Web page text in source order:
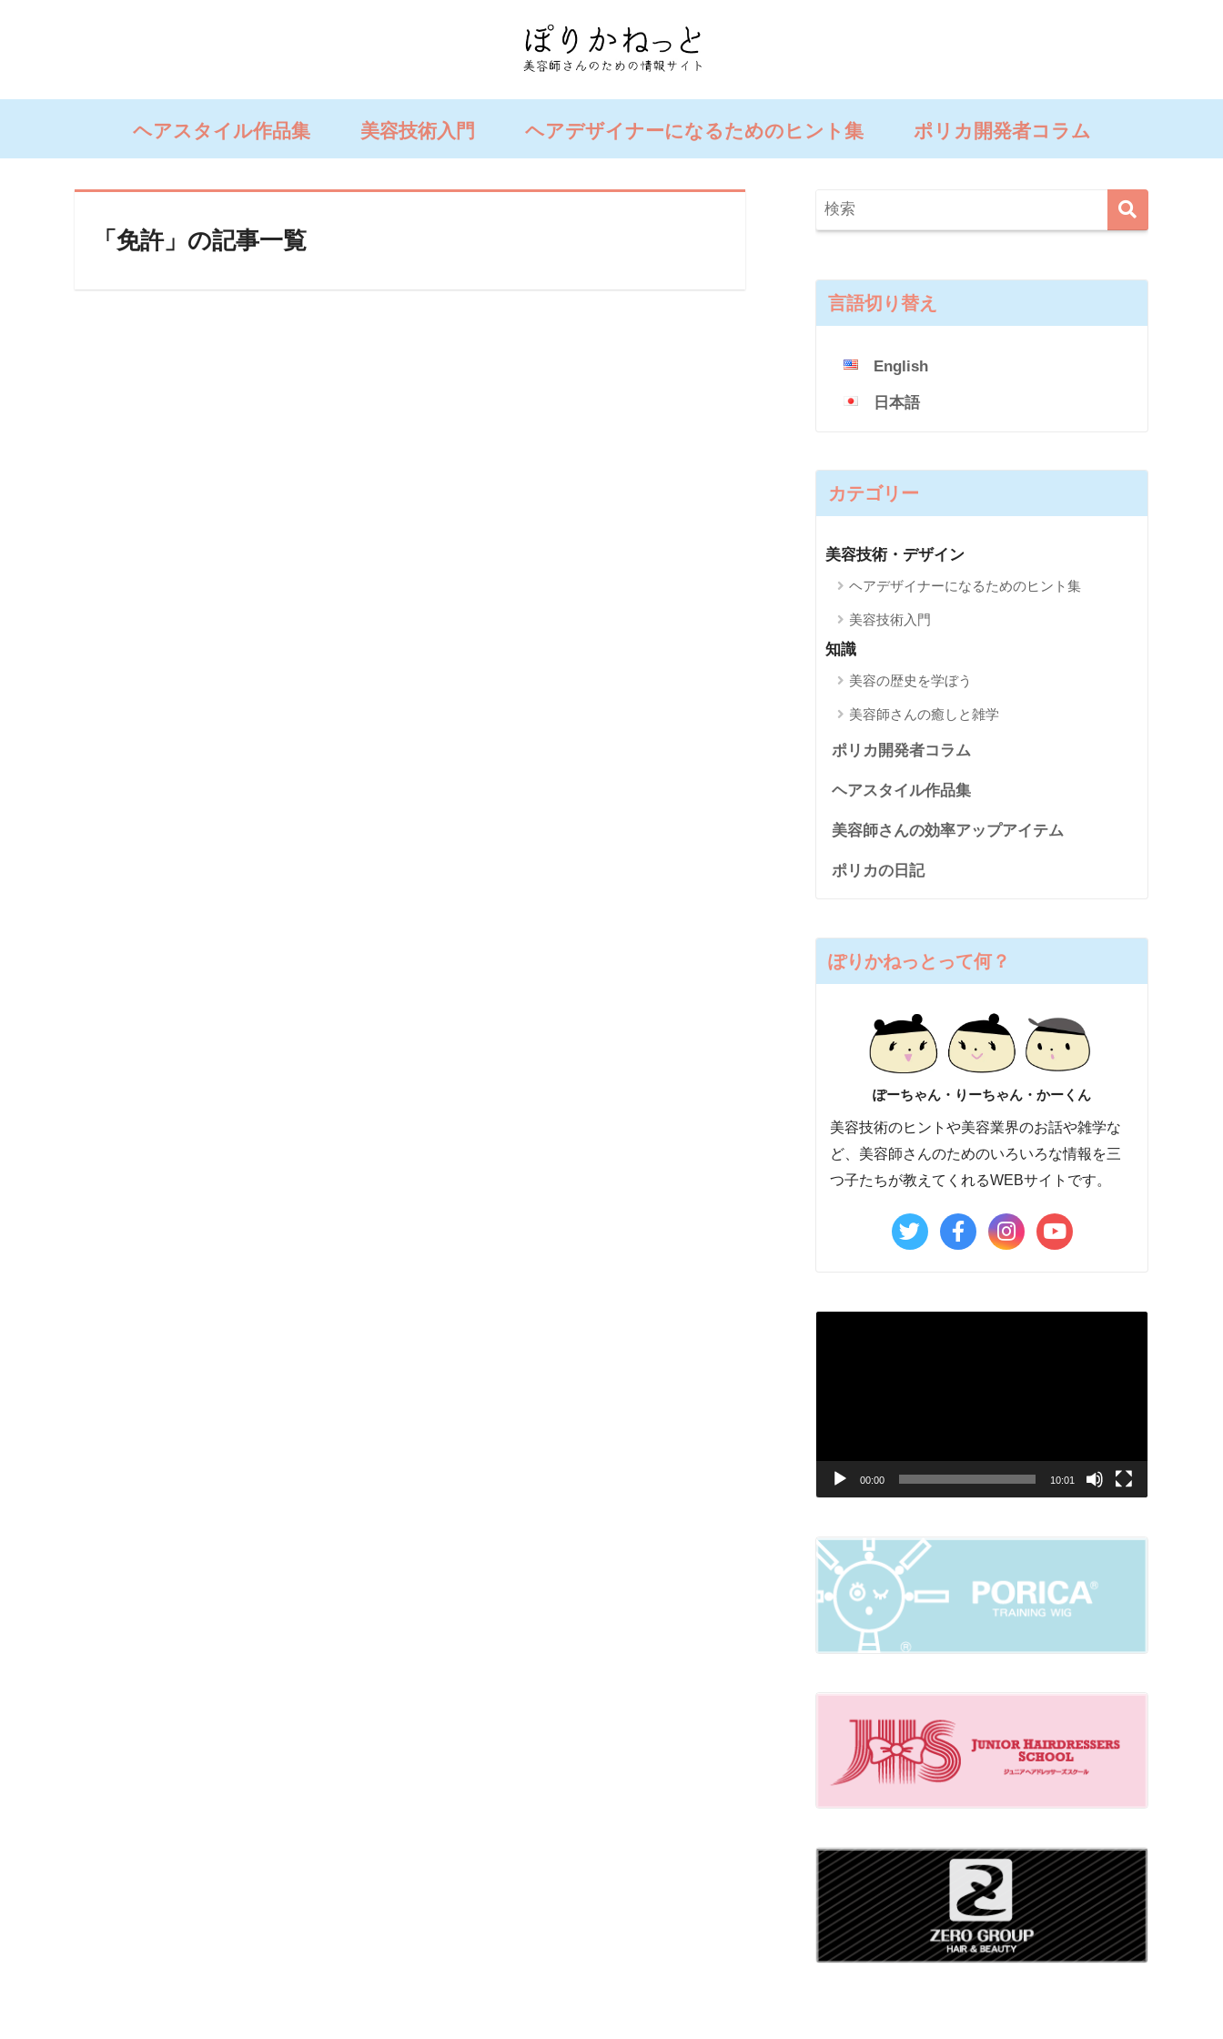
ヘアスタイル作品集 美容技術入門 ヘアデザイナーになるためのヒント集 ポリカ開発者コラム
「免許」の記事一覧
言語切り替え
English
日本語
カテゴリー
美容技術・デザイン
ヘアデザイナーになるためのヒント集
美容技術入門
知識
美容の歴史を学ぼう
美容師さんの癒しと雑学
ポリカ開発者コラム
ヘアスタイル作品集
美容師さんの効率アップアイテム
ポリカの日記
ぽりかねっとって何？
ぽーちゃん・りーちゃん・かーくん
美容技術のヒントや美容業界のお話や雑学な
ど、美容師さんのためのいろいろな情報を三
つ子たちが教えてくれるWEBサイトです。
ヤ
00:00 10:01